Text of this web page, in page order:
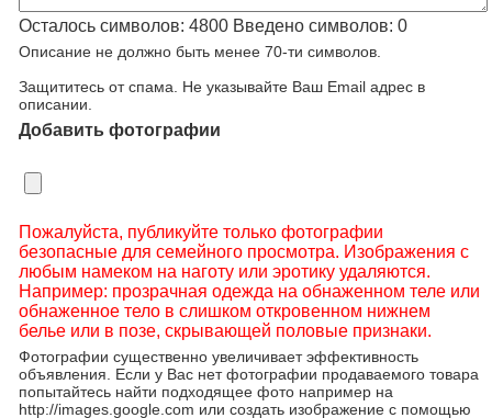
Осталось символов: 4800 Введено символов: 0
Описание не должно быть менее 70-ти символов.
Защититесь от спама. Не указывайте Ваш Email адрес в
описании.
Добавить фотографии
Пожалуйста, публикуйте только фотографии
безопасные для семейного просмотра. Изображения с
любым намеком на наготу или эротику удаляются.
Например: прозрачная одежда на обнаженном теле или
обнаженное тело в слишком откровенном нижнем
белье или в позе, скрывающей половые признаки.
Фотографии существенно увеличивает эффективность
объявления. Если у Вас нет фотографии продаваемого товара
попытайтесь найти подходящее фото например на
http://images.google.com или создать изображение с помощью